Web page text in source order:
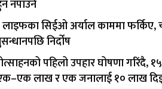
नपाउने
सिईओ अर्याल काममा फर्किए,
निर्दोष
पहिलो उपहार घोषणा गरिंदै, १५
लाख र एक जनालाई १० लाख